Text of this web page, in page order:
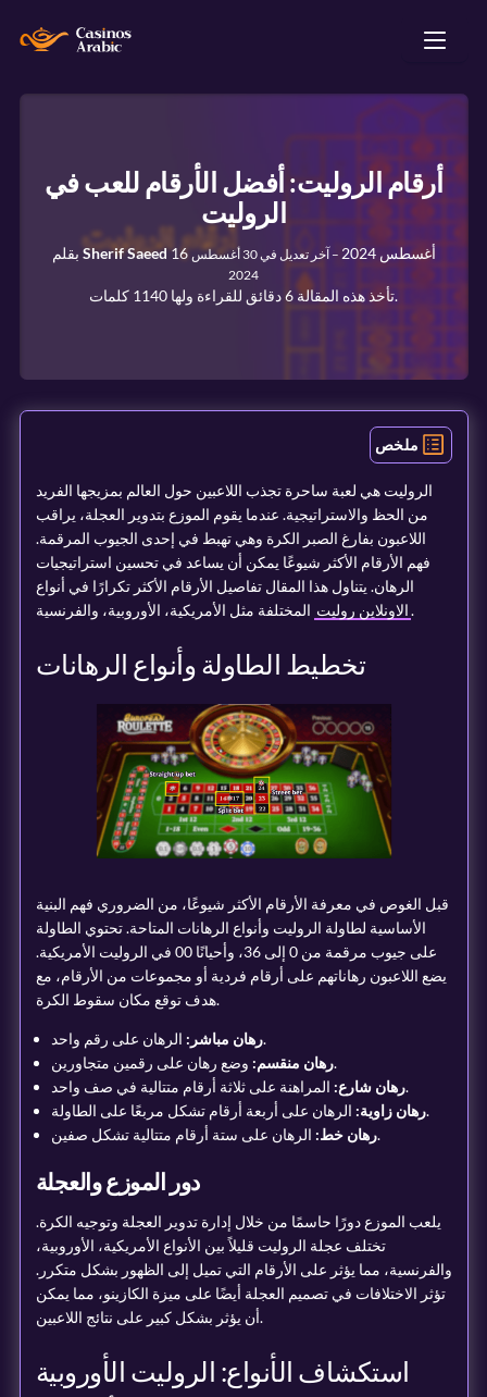
أرقام الروليت: أفضل الأرقام للعب في
الروليت
بقلم Sherif Saeed 16 أغسطس 2024 –آخر تعديل في
30 أغسطس
2024
تأخذ هذه المقالة 6 دقائق للقراءة ولها 1140 كلمات.
ملخص
الروليت هي لعبة ساحرة تجذب اللاعبين حول العالم بمزيجها الفريد
من الحظ والاستراتيجية. عندما يقوم الموزع بتدوير العجلة، يراقب
اللاعبون بفارغ الصبر الكرة وهي تهبط في إحدى الجيوب المرقمة.
فهم الأرقام الأكثر شيوعًا يمكن أن يساعد في تحسين استراتيجيات
الرهان. يتناول هذا المقال تفاصيل الأرقام الأكثر تكرارًا في أنواع
الاونلاين روليتالمختلفة مثل الأمريكية، الأوروبية، والفرنسية.
تخطيط الطاولة وأنواع الرهانات
قبل الغوص في معرفة الأرقام الأكثر شيوعًا، من الضروري فهم البنية
الأساسية لطاولة الروليت وأنواع الرهانات المتاحة. تحتوي الطاولة
على جيوب مرقمة من 0 إلى 36، وأحيانًا 00 في الروليت الأمريكية.
يضع اللاعبون رهاناتهم على أرقام فردية أو مجموعات من الأرقام، مع
هدف توقع مكان سقوط الكرة.
رهان مباشر:الرهان على رقم واحد.
رهان منقسم:وضع رهان على رقمين متجاورين.
رهان شارع:المراهنة على ثلاثة أرقام متتالية في صف واحد.
رهان زاوية:الرهان على أربعة أرقام تشكل مربعًا على الطاولة.
رهان خط:الرهان على ستة أرقام متتالية تشكل صفين.
دور الموزع والعجلة
يلعب الموزع دورًا حاسمًا من خلال إدارة تدوير العجلة وتوجيه الكرة.
تختلف عجلة الروليت قليلاً بين الأنواع الأمريكية، الأوروبية،
والفرنسية، مما يؤثر على الأرقام التي تميل إلى الظهور بشكل متكرر.
تؤثر الاختلافات في تصميم العجلة أيضًا على ميزة الكازينو، مما يمكن
أن يؤثر بشكل كبير على نتائج اللاعبين.
استكشاف الأنواع: الروليت الأوروبية